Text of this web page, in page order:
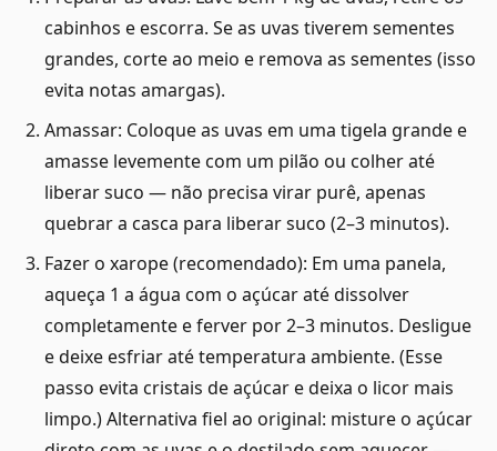
cabinhos e escorra. Se as uvas tiverem sementes
grandes, corte ao meio e remova as sementes (isso
evita notas amargas).
Amassar: Coloque as uvas em uma tigela grande e
amasse levemente com um pilão ou colher até
liberar suco — não precisa virar purê, apenas
quebrar a casca para liberar suco (2–3 minutos).
Fazer o xarope (recomendado): Em uma panela,
aqueça 1 a água com o açúcar até dissolver
completamente e ferver por 2–3 minutos. Desligue
e deixe esfriar até temperatura ambiente. (Esse
passo evita cristais de açúcar e deixa o licor mais
limpo.) Alternativa fiel ao original: misture o açúcar